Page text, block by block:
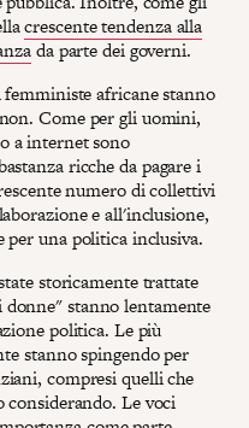
crescente tendenza alla
da parte dei governi.
africane stanno
Come per gli uomini,
a internet sono
ricche da pagare i
numero di collettivi
e all'inclusione,
per una politica inclusiva.
storicamente trattate
stanno lentamente
politica. Le più
stanno spingendo per
compresi quelli che
Le voci